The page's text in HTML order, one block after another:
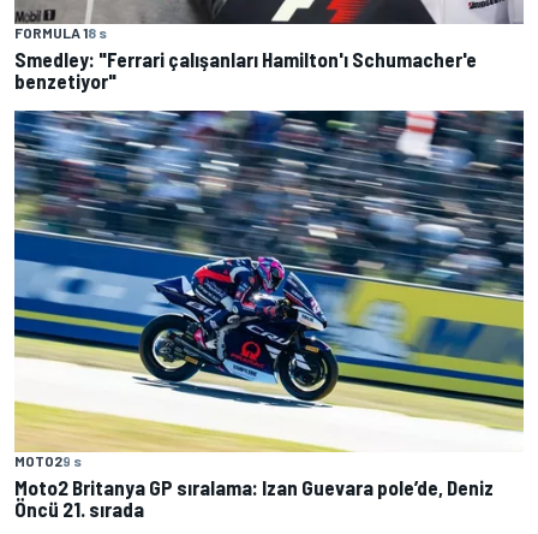
FORMULA 18 s
Smedley: "Ferrari çalışanları Hamilton'ı Schumacher'e
benzetiyor"
MOTO29 s
Moto2 Britanya GP sıralama: Izan Guevara pole’de, Deniz
Öncü 21. sırada